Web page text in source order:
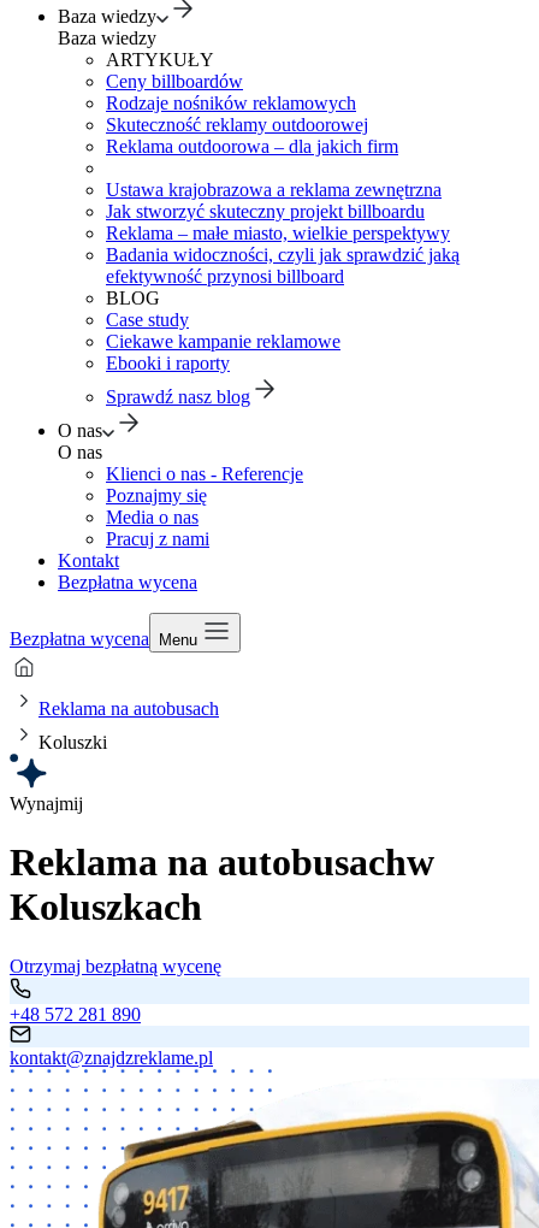
Baza wiedzy
Baza wiedzy
ARTYKUŁY
Ceny billboardów
Rodzaje nośników reklamowych
Skuteczność reklamy outdoorowej
Reklama outdoorowa – dla jakich firm
Ustawa krajobrazowa a reklama zewnętrzna
Jak stworzyć skuteczny projekt billboardu
Reklama – małe miasto, wielkie perspektywy
Badania widoczności, czyli jak sprawdzić jaką
efektywność przynosi billboard
BLOG
Case study
Ciekawe kampanie reklamowe
Ebooki i raporty
Sprawdź nasz blog
O nas
O nas
Klienci o nas - Referencje
Poznajmy się
Media o nas
Pracuj z nami
Kontakt
Bezpłatna wycena
Bezpłatna wycena Menu
Reklama na autobusach
Koluszki
Wynajmij
Reklama na autobusachw
Koluszkach
Otrzymaj bezpłatną wycenę
+48 572 281 890
kontakt@znajdzreklame.pl